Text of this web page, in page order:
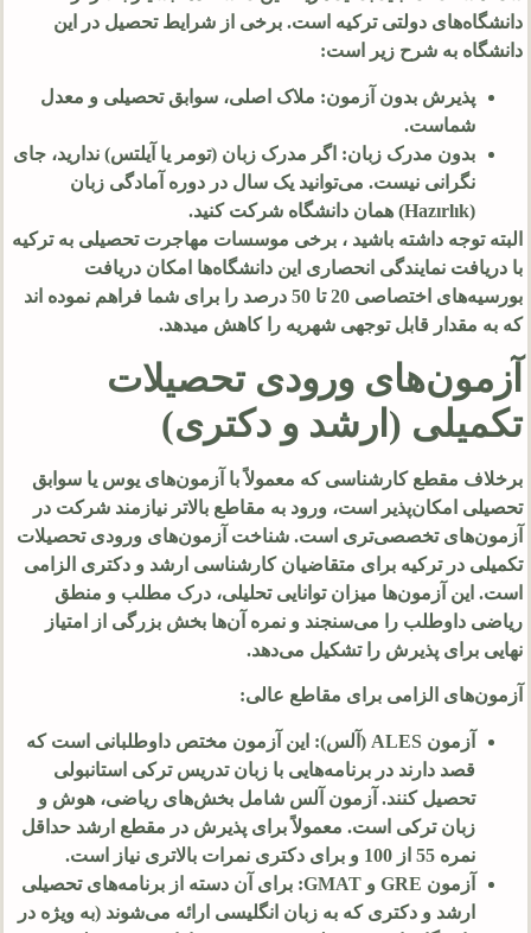
دانشگاه‌های دولتی ترکیه است. برخی از شرایط تحصیل در این
دانشگاه به شرح زیر است:
پذیرش بدون آزمون: ملاک اصلی، سوابق تحصیلی و معدل
شماست.
بدون مدرک زبان: اگر مدرک زبان (تومر یا آیلتس) ندارید، جای
نگرانی نیست. می‌توانید یک سال در دوره آمادگی زبان
(Hazırlık) همان دانشگاه شرکت کنید.
البته توجه داشته باشید ، برخی موسسات مهاجرت تحصیلی به ترکیه
با دریافت نمایندگی انحصاری این دانشگاه‌ها امکان دریافت
بورسیه‌های اختصاصی 20 تا 50 درصد را برای شما فراهم نموده اند
که به مقدار قابل توجهی شهریه را کاهش میدهد.
آزمون‌های ورودی تحصیلات
تکمیلی (ارشد و دکتری)
برخلاف مقطع کارشناسی که معمولاً با آزمون‌های یوس یا سوابق
تحصیلی امکان‌پذیر است، ورود به مقاطع بالاتر نیازمند شرکت در
آزمون‌های تخصصی‌تری است. شناخت آزمون‌های ورودی تحصیلات
تکمیلی در ترکیه برای متقاضیان کارشناسی ارشد و دکتری الزامی
است. این آزمون‌ها میزان توانایی تحلیلی، درک مطلب و منطق
ریاضی داوطلب را می‌سنجند و نمره آن‌ها بخش بزرگی از امتیاز
نهایی برای پذیرش را تشکیل می‌دهد.
آزمون‌های الزامی برای مقاطع عالی:
آزمون ALES (آلس): این آزمون مختص داوطلبانی است که
قصد دارند در برنامه‌هایی با زبان تدریس ترکی استانبولی
تحصیل کنند. آزمون آلس شامل بخش‌های ریاضی، هوش و
زبان ترکی است. معمولاً برای پذیرش در مقطع ارشد حداقل
نمره55 از100 و برای دکتری نمرات بالاتری نیاز است.
آزمون GRE و GMAT: برای آن دسته از برنامه‌های تحصیلی
ارشد و دکتری که به زبان انگلیسی ارائه می‌شوند (به ویژه در